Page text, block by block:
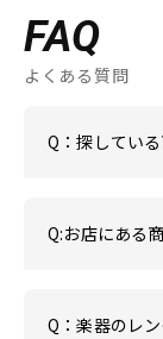
FAQ
よくある質問
Q：探してい
Q:お店にある
Q：楽器のレ